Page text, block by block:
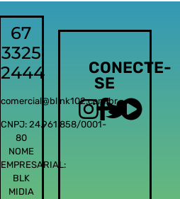
67
3325
2444
comercial@blink102.com.br
CNPJ: 24.961.858/0001-
80
NOME
EMPRESARIAL:
BLK
MIDIA
CONECTE-
SE